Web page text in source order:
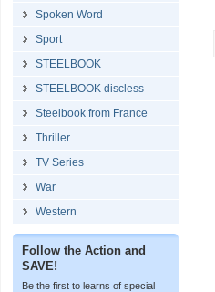
Spoken Word
Sport
STEELBOOK
STEELBOOK discless
Steelbook from France
Thriller
TV Series
War
Western
Follow the Action and
SAVE!
Be the first to learns of special